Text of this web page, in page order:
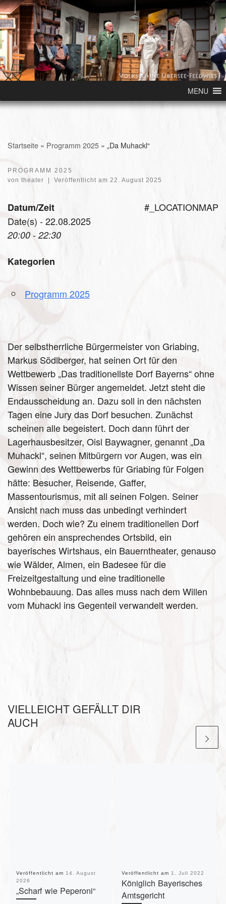
Skip to content
MENU
Startseite » Programm 2025 » „Da Muhackl“
PROGRAMM 2025
von theater | Veröffentlicht am 22. August 2025
#_LOCATIONMAP
Datum/Zeit
Date(s) - 22.08.2025
20:00 - 22:30
Kategorien
Programm 2025
Der selbstherrliche Bürgermeister von Griabing,
Markus Södlberger, hat seinen Ort für den
Wettbewerb „Das traditionellste Dorf Bayerns“ ohne
Wissen seiner Bürger angemeldet. Jetzt steht die
Endausscheidung an. Dazu soll in den nächsten
Tagen eine Jury das Dorf besuchen. Zunächst
scheinen alle begeistert. Doch dann führt der
Lagerhausbesitzer, Oisl Baywagner, genannt „Da
Muhackl“, seinen Mitbürgern vor Augen, was ein
Gewinn des Wettbewerbs für Griabing für Folgen
hätte: Besucher, Reisende, Gaffer,
Massentourismus, mit all seinen Folgen. Seiner
Ansicht nach muss das unbedingt verhindert
werden. Doch wie? Zu einem traditionellen Dorf
gehören ein ansprechendes Ortsbild, ein
bayerisches Wirtshaus, ein Bauerntheater, genauso
wie Wälder, Almen, ein Badesee für die
Freizeitgestaltung und eine traditionelle
Wohnbebauung. Das alles muss nach dem Willen
vom Muhackl ins Gegenteil verwandelt werden.
VIELLEICHT GEFÄLLT DIR
AUCH
Veröffentlicht am 14. August
2026
„Scharf wie Peperoni“
Veröffentlicht am 1. Juli 2022
Königlich Bayerisches
Amtsgericht